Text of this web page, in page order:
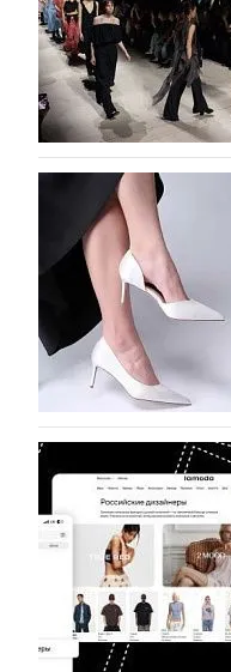
На участие в
На участие в
октября, уже
которых не были
07.08.2026 753
BALLINA
Компания BALLINA
Гуанчжоу, столице
разработку,
07.08.2026 621